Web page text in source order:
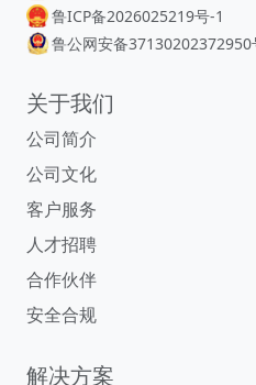
鲁ICP备2026025219号-1
鲁公网安备37130202372950
关于我们
公司简介
公司文化
客户服务
人才招聘
合作伙伴
安全合规
解决方案